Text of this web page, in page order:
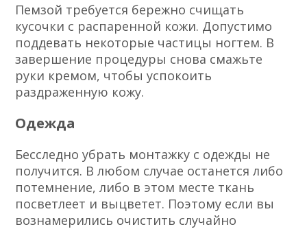
Пемзой требуется бережно счищать
кусочки с распаренной кожи. Допустимо
поддевать некоторые частицы ногтем. В
завершение процедуры снова смажьте
руки кремом, чтобы успокоить
раздраженную кожу.
Одежда
Бесследно убрать монтажку с одежды не
получится. В любом случае останется либо
потемнение, либо в этом месте ткань
посветлеет и выцветет. Поэтому если вы
вознамерились очистить случайно